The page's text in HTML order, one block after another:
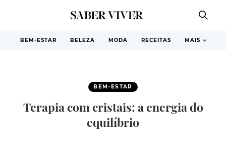
BEM-ESTAR BELEZA MODA RECEITAS MAIS
BEM-ESTAR
Terapia com cristais: a energia do
equilíbrio